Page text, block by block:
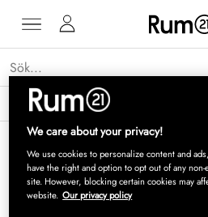
Få 15 % rabatt på Grythyttan
We care about your privacy!
We use cookies to personalize content and
have the right and option to opt out of any
site. However, blocking certain cookies may
website. Our privacy policy